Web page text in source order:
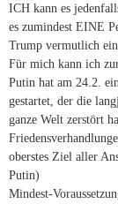
ICH kann es
es zumindest EINE
Trump vermutlich
Für mich kann ich
Putin hat am 24.2.
gestartet, der die
ganze Welt zerstört
oberstes Ziel aller
Putin)
Mindest-